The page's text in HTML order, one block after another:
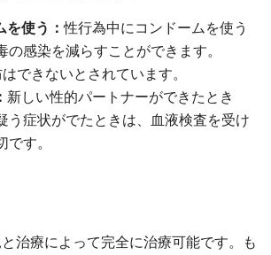
を使う：性行為中にコンドームを使う
の感染を減らすことができます。
できないとされています。
新しい性的パートナーができたとき
う症状がでたときは、血液検査を受け
です。
治療によって完全に治療可能です。も